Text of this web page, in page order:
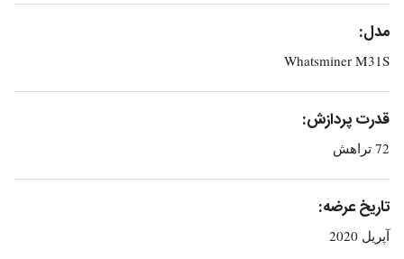
مدل:
Whatsminer M31S
قدرت پردازش:
72 تراهش
تاریخ عرضه:
آپریل 2020